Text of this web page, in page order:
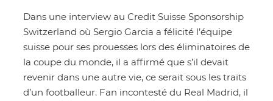
Dans une interview au Credit Suisse Sponsorship
Switzerland où Sergio Garcia a félicité l’équipe
suisse pour ses prouesses lors des éliminatoires de
la coupe du monde, il a affirmé que s’il devait
revenir dans une autre vie, ce serait sous les traits
d’un footballeur. Fan incontesté du Real Madrid, il